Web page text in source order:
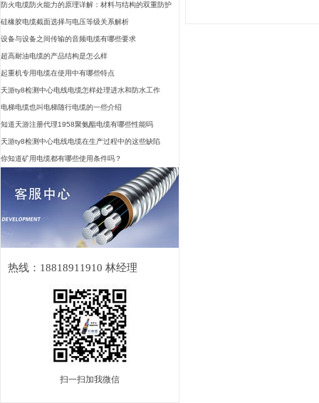
防火电缆防火能力的原理详解：材料与结构的双重防护
硅橡胶电缆截面选择与电压等级关系解析
设备与设备之间传输的音频电缆有哪些要求
超高耐油电缆的产品结构是怎么样
起重机专用电缆在使用中有哪些特点
天游ty8检测中心电线电缆怎样处理进水和防水工作
电梯电缆也叫电梯随行电缆的一些介绍
知道天游注册代理1958聚氨酯电缆有哪些性能吗
天游ty8检测中心电线电缆在生产过程中的这些缺陷
你知道矿用电缆都有哪些使用条件吗？
热线：18818911910 林经理
扫一扫加我微信